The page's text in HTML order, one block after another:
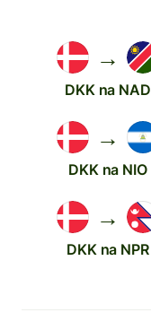
→
DKK na NAD
→
DKK na NIO
→
DKK na NPR